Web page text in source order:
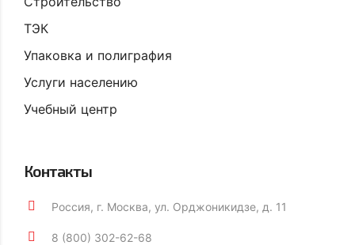
ТЭК
Упаковка и полиграфия
Услуги населению
Учебный центр
Контакты
Россия, г. Москва, ул. Орджоникидзе, д. 11
8 (800) 302-62-68